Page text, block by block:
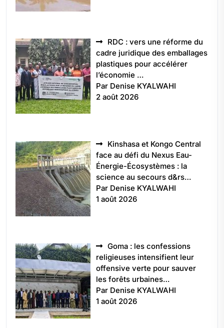
RDC : vers une réforme du
cadre juridique des emballages
plastiques pour accélérer
l’économie …
Par Denise KYALWAHI
2 août 2026
Kinshasa et Kongo Central
face au défi du Nexus Eau-
Énergie-Écosystèmes : la
science au secours d&rs…
Par Denise KYALWAHI
1 août 2026
Goma : les confessions
religieuses intensifient leur
offensive verte pour sauver
les forêts urbaines…
Par Denise KYALWAHI
1 août 2026